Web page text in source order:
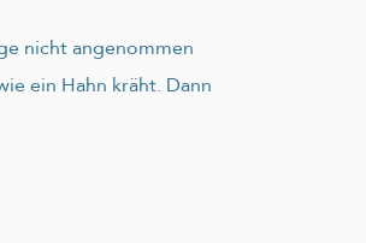
nicht angenommen
ein Hahn kräht. Dann